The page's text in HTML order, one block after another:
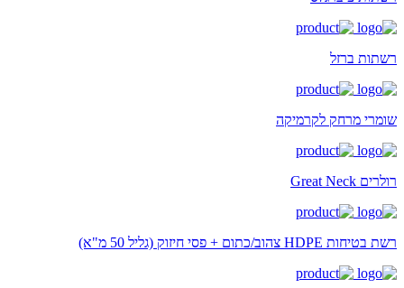
רשתות ברזל
שומרי מרחק לקרמיקה
רולרים Great Neck
רשת בטיחות HDPE צהוב/כתום + פסי חיזוק (גליל 50 מ"א)